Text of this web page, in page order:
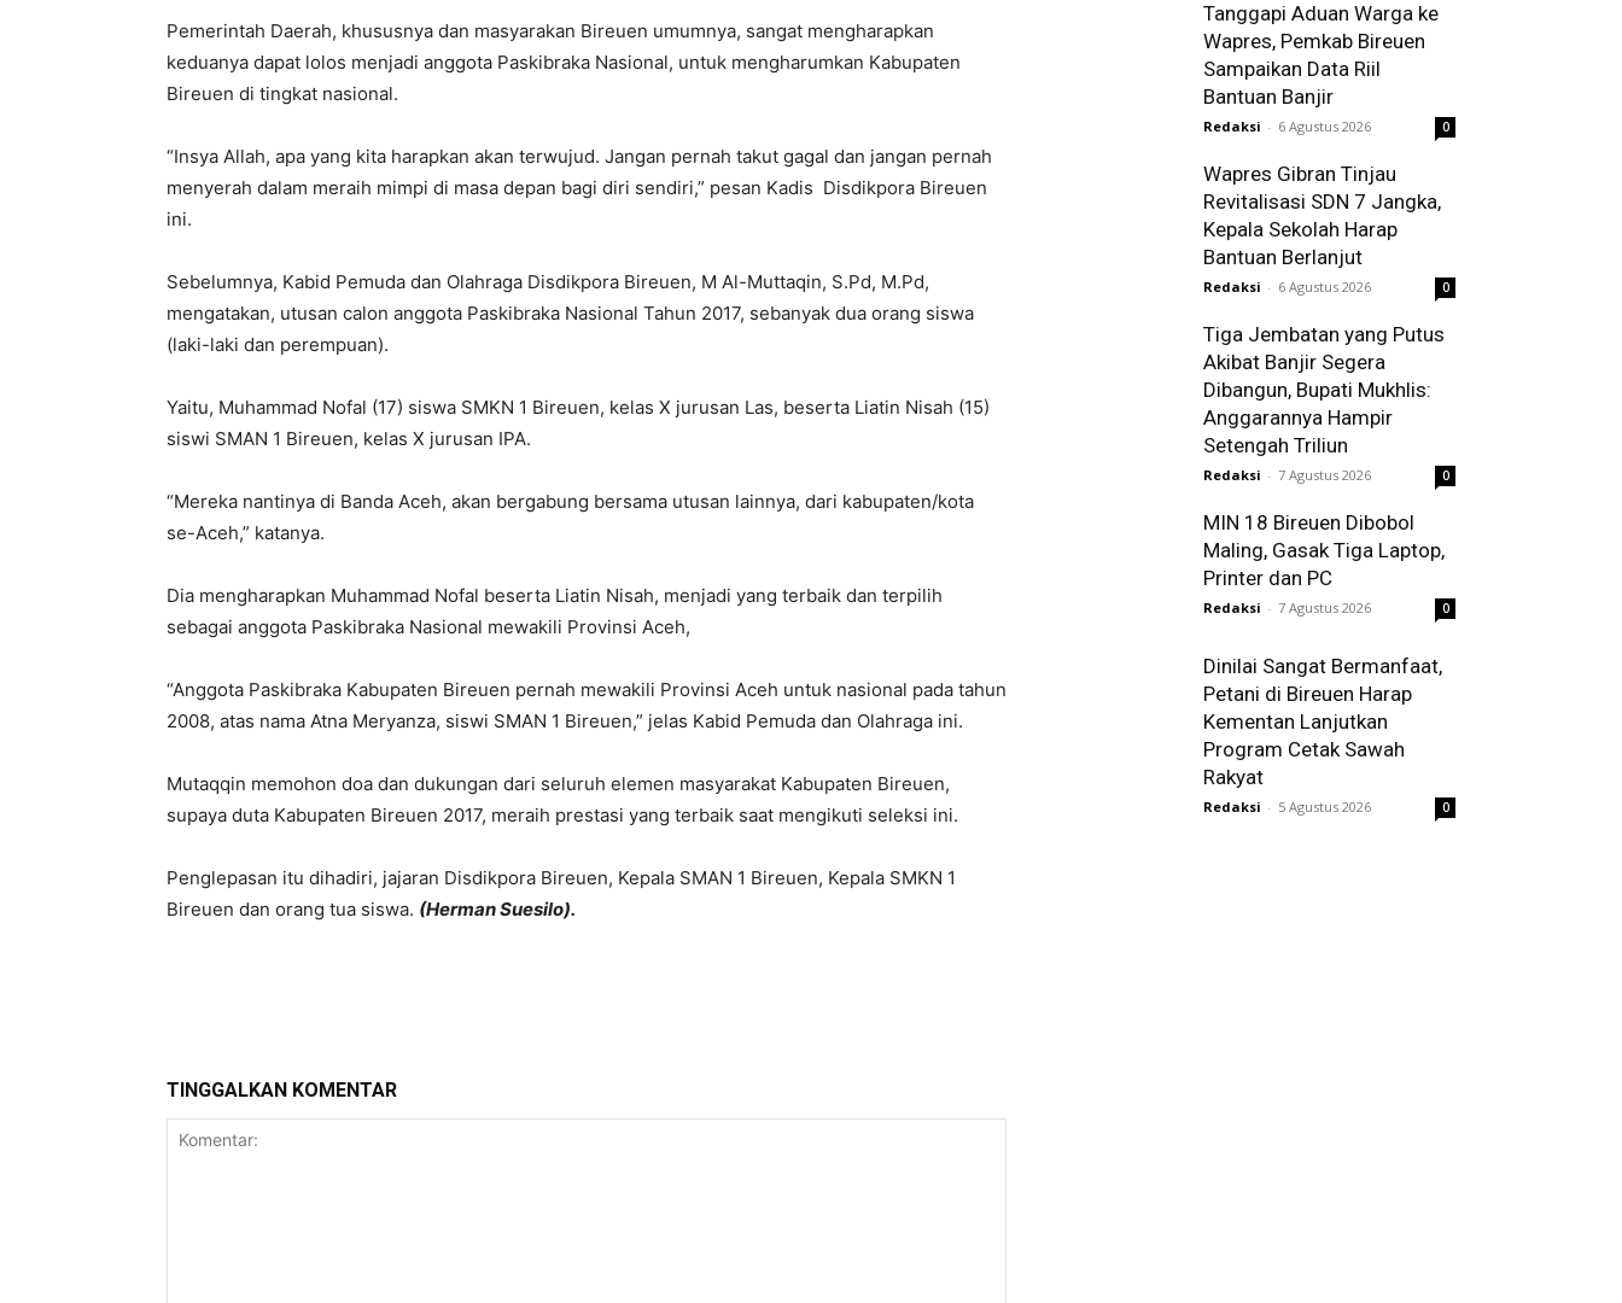
Pemerintah Daerah, khususnya dan masyarakan Bireuen umumnya, sangat mengharapkan
keduanya dapat lolos menjadi anggota Paskibraka Nasional, untuk mengharumkan Kabupaten
Bireuen di tingkat nasional.
“Insya Allah, apa yang kita harapkan akan terwujud. Jangan pernah takut gagal dan jangan pernah
menyerah dalam meraih mimpi di masa depan bagi diri sendiri,” pesan Kadis Disdikpora Bireuen
ini.
Sebelumnya, Kabid Pemuda dan Olahraga Disdikpora Bireuen, M Al-Muttaqin, S.Pd, M.Pd,
mengatakan, utusan calon anggota Paskibraka Nasional Tahun 2017, sebanyak dua orang siswa
(laki-laki dan perempuan).
Yaitu, Muhammad Nofal (17) siswa SMKN 1 Bireuen, kelas X jurusan Las, beserta Liatin Nisah (15)
siswi SMAN 1 Bireuen, kelas X jurusan IPA.
“Mereka nantinya di Banda Aceh, akan bergabung bersama utusan lainnya, dari kabupaten/kota
se-Aceh,” katanya.
Dia mengharapkan Muhammad Nofal beserta Liatin Nisah, menjadi yang terbaik dan terpilih
sebagai anggota Paskibraka Nasional mewakili Provinsi Aceh,
“Anggota Paskibraka Kabupaten Bireuen pernah mewakili Provinsi Aceh untuk nasional pada tahun
2008, atas nama Atna Meryanza, siswi SMAN 1 Bireuen,” jelas Kabid Pemuda dan Olahraga ini.
Mutaqqin memohon doa dan dukungan dari seluruh elemen masyarakat Kabupaten Bireuen,
supaya duta Kabupaten Bireuen 2017, meraih prestasi yang terbaik saat mengikuti seleksi ini.
Penglepasan itu dihadiri, jajaran Disdikpora Bireuen, Kepala SMAN 1 Bireuen, Kepala SMKN 1
Bireuen dan orang tua siswa. (Herman Suesilo).
TINGGALKAN KOMENTAR
Tanggapi Aduan Warga ke
Wapres, Pemkab Bireuen
Sampaikan Data Riil
Bantuan Banjir
Redaksi - 6 Agustus 2026 0
Wapres Gibran Tinjau
Revitalisasi SDN 7 Jangka,
Kepala Sekolah Harap
Bantuan Berlanjut
Redaksi - 6 Agustus 2026 0
Tiga Jembatan yang Putus
Akibat Banjir Segera
Dibangun, Bupati Mukhlis:
Anggarannya Hampir
Setengah Triliun
Redaksi - 7 Agustus 2026 0
MIN 18 Bireuen Dibobol
Maling, Gasak Tiga Laptop,
Printer dan PC
Redaksi - 7 Agustus 2026 0
Dinilai Sangat Bermanfaat,
Petani di Bireuen Harap
Kementan Lanjutkan
Program Cetak Sawah
Rakyat
Redaksi - 5 Agustus 2026 0